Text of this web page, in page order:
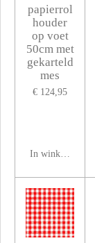
papierrol
houder
op voet
50cm met
gekarteld
mes
€ 124,95
In winkelwagen